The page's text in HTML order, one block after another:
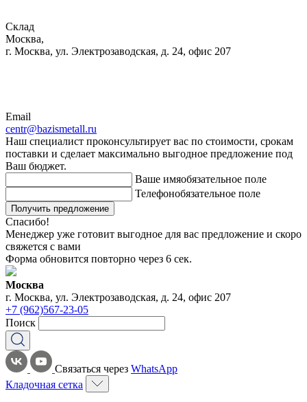
Склад
Москва,
г. Москва, ул. Электрозаводская, д. 24, офис 207
Email
centr@bazismetall.ru
Наш специалист проконсультирует вас по стоимости, срокам
поставки и сделает максимально выгодное предложение под
Ваш бюджет.
Ваше имяобязательное поле
Телефонобязательное поле
Получить предложение
Спасибо!
Менеджер уже готовит выгодное для вас предложение и скоро
свяжется с вами
Форма обновится повторно через 6 сек.
Москва
г. Москва, ул. Электрозаводская, д. 24, офис 207
+7 (962)567-23-05
Поиск
Связаться через WhatsApp
Кладочная сетка